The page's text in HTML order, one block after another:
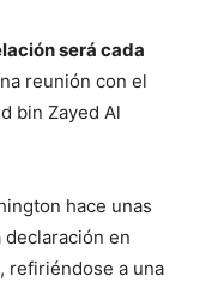
será cada
reunión con el
bin Zayed Al
hace unas
declaración en
refiriéndose a una